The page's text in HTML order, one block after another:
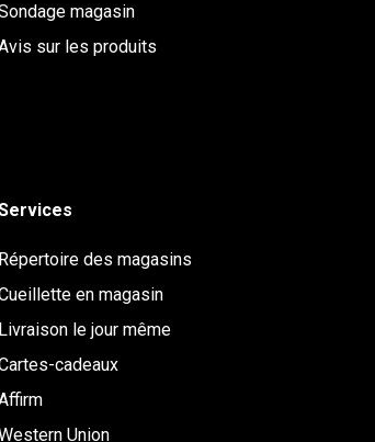
magasin
sur les produits
Répertoire des magasins
en magasin
Livraison le jour même
cadeaux
Union